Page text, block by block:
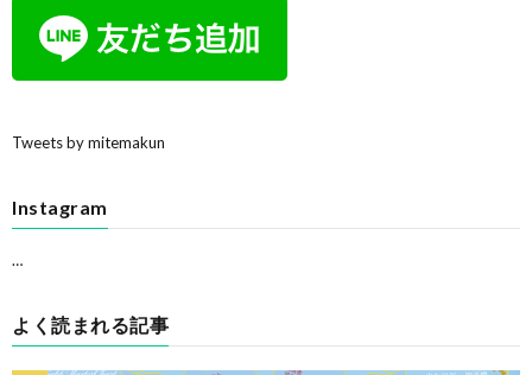
Tweets by mitemakun
Instagram
…
よく読まれる記事